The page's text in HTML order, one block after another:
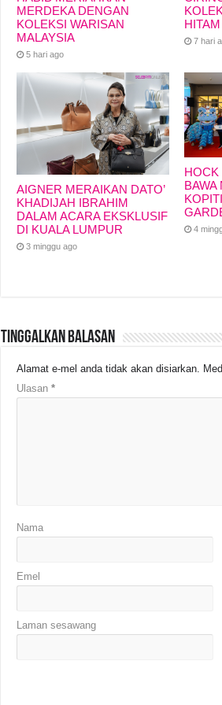
MERDEKA DENGAN
KOLEKSI WARISAN
MALAYSIA
5 hari ago
7 hari
AIGNER MERAIKAN DATO’
KHADIJAH IBRAHIM
DALAM ACARA EKSKLUSIF
DI KUALA LUMPUR
3 minggu ago
HOCK
BAWA
4
Tinggalkan Balasan
Alamat e-mel anda tidak akan disiarkan.
Ulasan *
Nama
Emel
Laman sesawang